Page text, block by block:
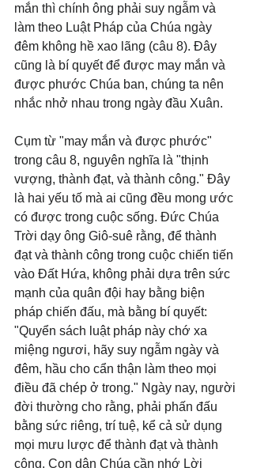
mắn thì chính ông phải suy ngẫm và
làm theo Luật Pháp của Chúa ngày
đêm không hề xao lãng (câu 8). Đây
cũng là bí quyết để được may mắn và
được phước Chúa ban, chúng ta nên
nhắc nhở nhau trong ngày đầu Xuân.
Cụm từ "may mắn và được phước"
trong câu 8, nguyên nghĩa là "thịnh
vượng, thành đạt, và thành công." Đây
là hai yếu tố mà ai cũng đều mong ước
có được trong cuộc sống. Đức Chúa
Trời dạy ông Giô-suê rằng, để thành
đạt và thành công trong cuộc chiến tiến
vào Đất Hứa, không phải dựa trên sức
mạnh của quân đội hay bằng biện
pháp chiến đấu, mà bằng bí quyết:
"Quyển sách luật pháp này chớ xa
miệng ngươi, hãy suy ngẫm ngày và
đêm, hầu cho cẩn thận làm theo mọi
điều đã chép ở trong." Ngày nay, người
đời thường cho rằng, phải phấn đấu
bằng sức riêng, trí tuệ, kể cả sử dụng
mọi mưu lược để thành đạt và thành
công. Con dân Chúa cần nhớ Lời